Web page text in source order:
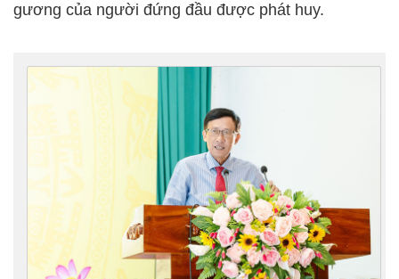
gương của người đứng đầu được phát huy.